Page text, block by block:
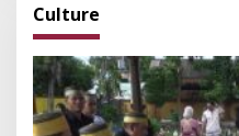
Culture